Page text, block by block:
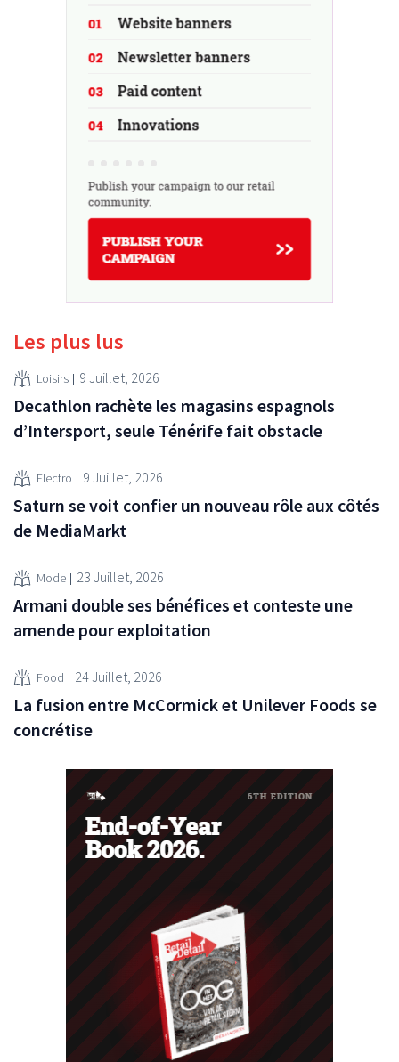
Les plus lus
Loisirs 9 Juillet, 2026
Decathlon rachète les magasins espagnols
d’Intersport, seule Ténérife fait obstacle
Electro 9 Juillet, 2026
Saturn se voit confier un nouveau rôle aux côtés
de MediaMarkt
Mode 23 Juillet, 2026
Armani double ses bénéfices et conteste une
amende pour exploitation
Food 24 Juillet, 2026
La fusion entre McCormick et Unilever Foods se
concrétise